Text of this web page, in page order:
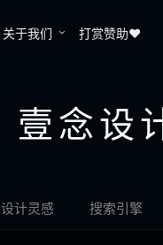
关于我们 打赏赞助❤️
壹念设
设计灵感 搜索引擎